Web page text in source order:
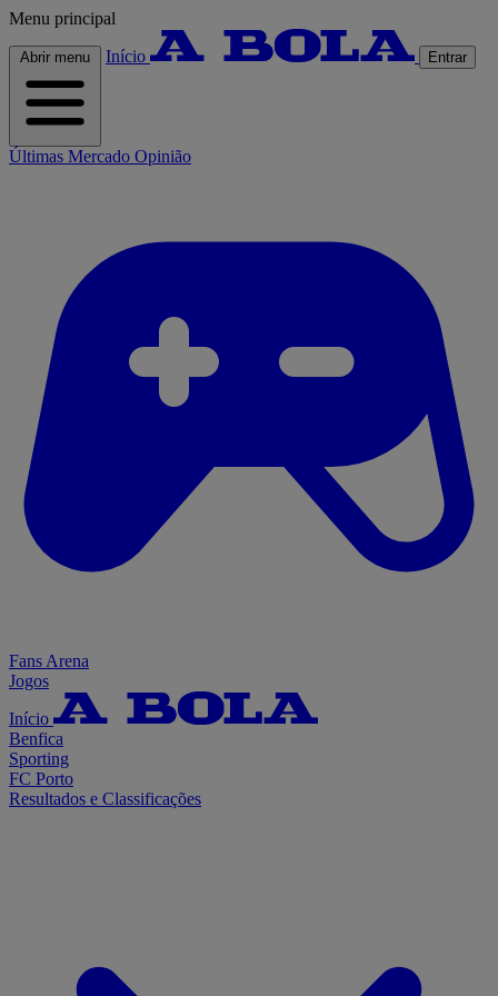
Menu principal
Abrir menu Início Entrar
Últimas Mercado Opinião
Fans Arena
Jogos
Início
Benfica
Sporting
FC Porto
Resultados e Classificações